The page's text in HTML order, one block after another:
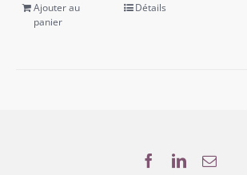
Ajouter au
panier
Détails